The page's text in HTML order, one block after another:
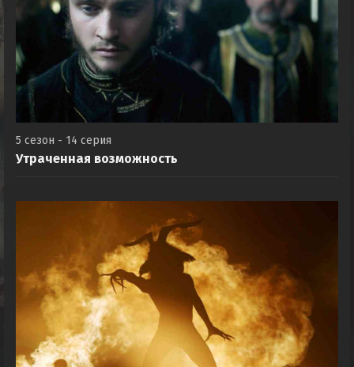
5 сезон - 14 серия
Утраченная возможность